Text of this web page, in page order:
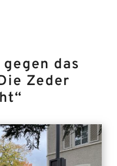
das
Zeder